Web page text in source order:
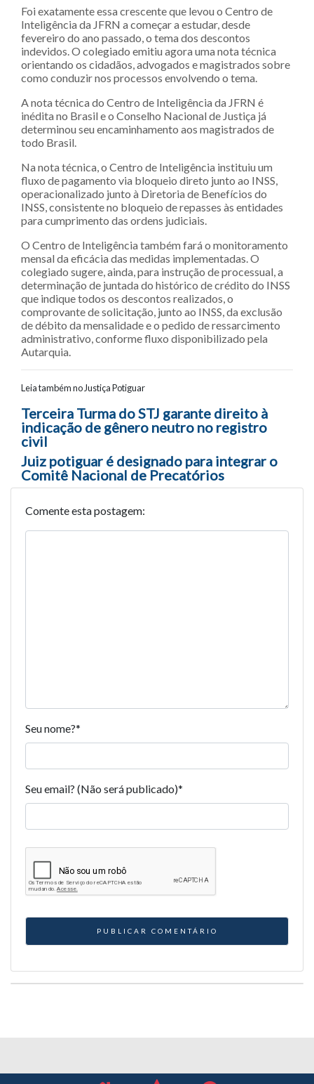
Foi exatamente essa crescente que levou o Centro de
Inteligência da JFRN a começar a estudar, desde
fevereiro do ano passado, o tema dos descontos
indevidos. O colegiado emitiu agora uma nota técnica
orientando os cidadãos, advogados e magistrados sobre
como conduzir nos processos envolvendo o tema.
A nota técnica do Centro de Inteligência da JFRN é
inédita no Brasil e o Conselho Nacional de Justiça já
determinou seu encaminhamento aos magistrados de
todo Brasil.
Na nota técnica, o Centro de Inteligência instituiu um
fluxo de pagamento via bloqueio direto junto ao INSS,
operacionalizado junto à Diretoria de Benefícios do
INSS, consistente no bloqueio de repasses às entidades
para cumprimento das ordens judiciais.
O Centro de Inteligência também fará o monitoramento
mensal da eficácia das medidas implementadas. O
colegiado sugere, ainda, para instrução de processual, a
determinação de juntada do histórico de crédito do INSS
que indique todos os descontos realizados, o
comprovante de solicitação, junto ao INSS, da exclusão
de débito da mensalidade e o pedido de ressarcimento
administrativo, conforme fluxo disponibilizado pela
Autarquia.
Leia também no Justiça Potiguar
Navegação entre posts
Terceira Turma do STJ garante direito à
indicação de gênero neutro no registro
civil
Juiz potiguar é designado para integrar o
Comitê Nacional de Precatórios
Comente esta postagem:
Seu nome?*
Seu email? (Não será publicado)*